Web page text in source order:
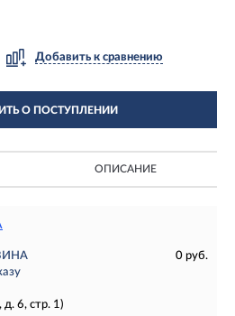
Добавить к сравнению
О ПОСТУПЛЕНИИ
ОПИСАНИЕ
0 руб.
6, стр. 1)